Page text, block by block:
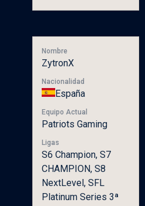
Nombre
ZytronX
Nacionalidad
España
Equipo Actual
Patriots Gaming
Ligas
S6 Champion, S7
CHAMPION, S8
NextLevel, SFL
Platinum Series 3ª